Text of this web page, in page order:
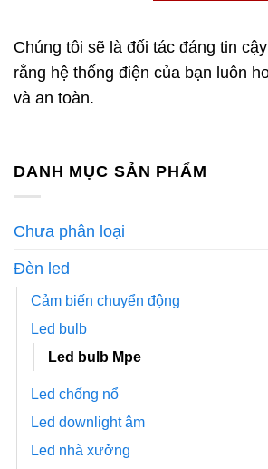
Chúng tôi sẽ là đối tác đáng tin
rằng hệ thống điện của bạn luôn
và an toàn.
DANH MỤC SẢN PHẨM
Chưa phân loại
Đèn led
Cảm biến chuyển động
Led bulb
Led bulb Mpe
Led chống nổ
Led downlight âm
Led nhà xưởng